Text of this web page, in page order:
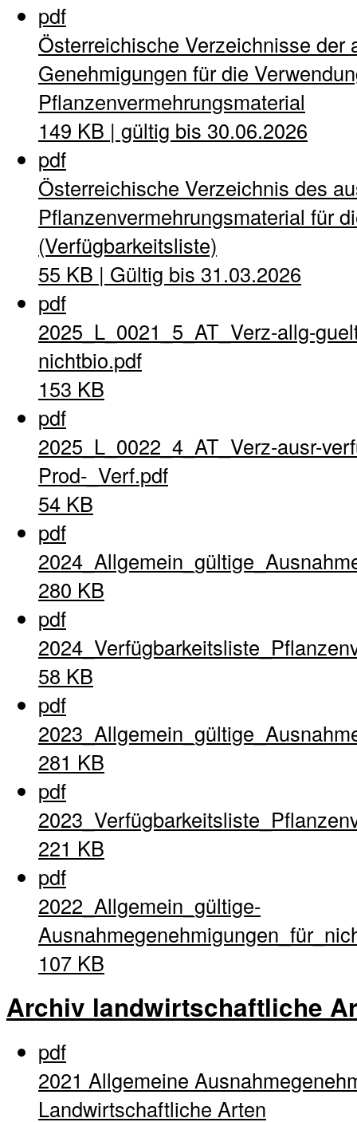
pdf
Österreichische Verzeichnisse der
Genehmigungen für die
Pflanzenvermehrungsmaterial
149 KB | gültig bis 30.06.2026
pdf
Österreichische Verzeichnis des
Pflanzenvermehrungsmaterial für
(Verfügbarkeitsliste)
55 KB | Gültig bis 31.03.2026
pdf
2025_L_0021_5_AT_Verz-allg-
nichtbio.pdf
153 KB
pdf
2025_L_0022_4_AT_Verz-ausr-
Prod-_Verf.pdf
54 KB
pdf
280 KB
pdf
58 KB
pdf
281 KB
pdf
221 KB
pdf
2022_Allgemein_gültige-
107 KB
Archiv landwirtschaftliche
pdf
2021 Allgemeine
Landwirtschaftliche Arten